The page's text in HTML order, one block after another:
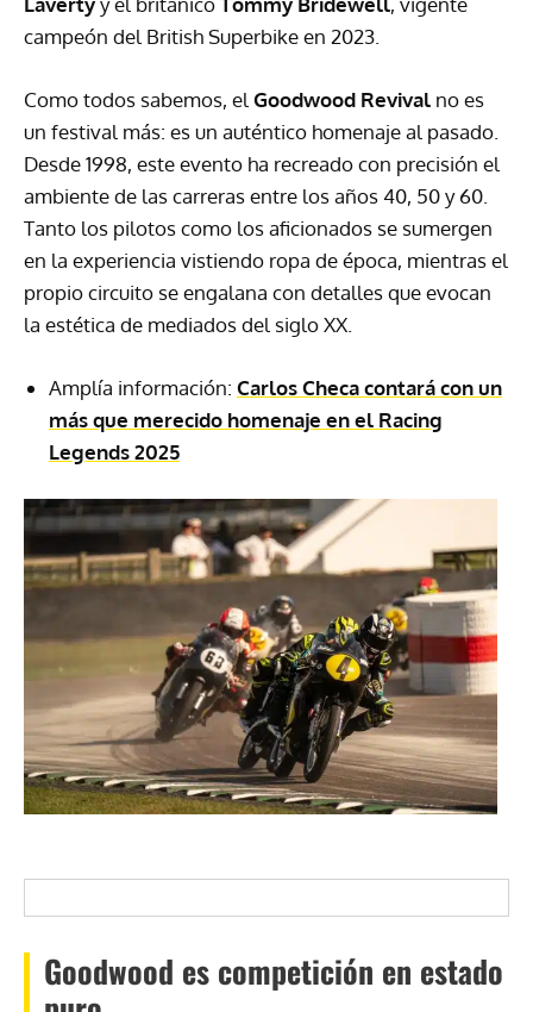
campeón del British Superbike en 2023.
Como todos sabemos, el Goodwood Revival no es
un festival más: es un auténtico homenaje al pasado.
Desde 1998, este evento ha recreado con precisión el
ambiente de las carreras entre los años 40, 50 y 60.
Tanto los pilotos como los aficionados se sumergen
en la experiencia vistiendo ropa de época, mientras el
propio circuito se engalana con detalles que evocan
la estética de mediados del siglo XX.
Amplía información: Carlos Checa contará con un
más que merecido homenaje en el Racing
Legends 2025
Goodwood es competición en estado